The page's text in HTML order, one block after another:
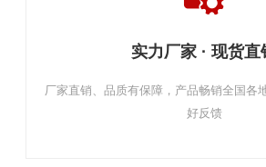
实力厂家 · 现货直
厂家直销、品质有保障，产品畅销全国各
好反馈